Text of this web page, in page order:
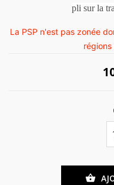
pli sur la
La PSP n'est pas zonée
